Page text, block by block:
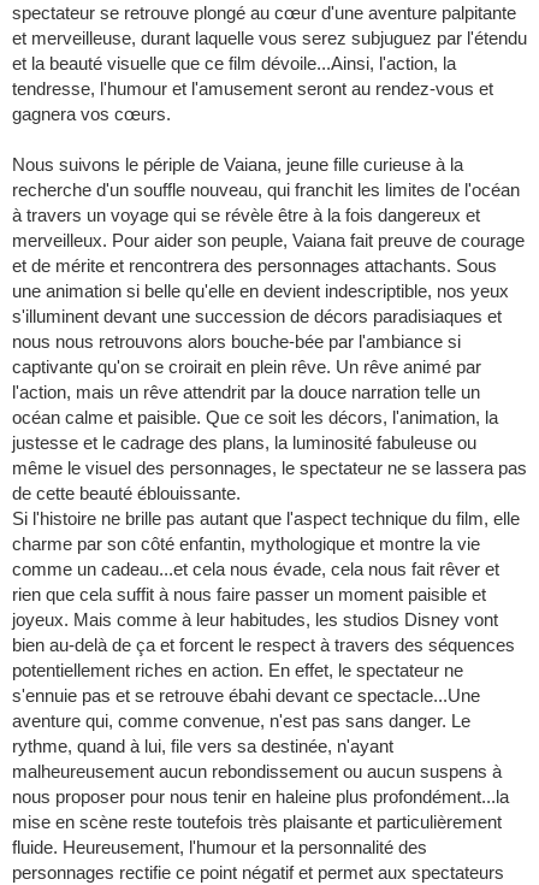
spectateur se retrouve plongé au cœur d'une aventure palpitante
et merveilleuse, durant laquelle vous serez subjuguez par l'étendu
et la beauté visuelle que ce film dévoile...Ainsi, l'action, la
tendresse, l'humour et l'amusement seront au rendez-vous et
gagnera vos cœurs.
Nous suivons le périple de Vaiana, jeune fille curieuse à la
recherche d'un souffle nouveau, qui franchit les limites de l'océan
à travers un voyage qui se révèle être à la fois dangereux et
merveilleux. Pour aider son peuple, Vaiana fait preuve de courage
et de mérite et rencontrera des personnages attachants. Sous
une animation si belle qu'elle en devient indescriptible, nos yeux
s'illuminent devant une succession de décors paradisiaques et
nous nous retrouvons alors bouche-bée par l'ambiance si
captivante qu'on se croirait en plein rêve. Un rêve animé par
l'action, mais un rêve attendrit par la douce narration telle un
océan calme et paisible. Que ce soit les décors, l'animation, la
justesse et le cadrage des plans, la luminosité fabuleuse ou
même le visuel des personnages, le spectateur ne se lassera pas
de cette beauté éblouissante.
Si l'histoire ne brille pas autant que l'aspect technique du film, elle
charme par son côté enfantin, mythologique et montre la vie
comme un cadeau...et cela nous évade, cela nous fait rêver et
rien que cela suffit à nous faire passer un moment paisible et
joyeux. Mais comme à leur habitudes, les studios Disney vont
bien au-delà de ça et forcent le respect à travers des séquences
potentiellement riches en action. En effet, le spectateur ne
s'ennuie pas et se retrouve ébahi devant ce spectacle...Une
aventure qui, comme convenue, n'est pas sans danger. Le
rythme, quand à lui, file vers sa destinée, n'ayant
malheureusement aucun rebondissement ou aucun suspens à
nous proposer pour nous tenir en haleine plus profondément...la
mise en scène reste toutefois très plaisante et particulièrement
fluide. Heureusement, l'humour et la personnalité des
personnages rectifie ce point négatif et permet aux spectateurs